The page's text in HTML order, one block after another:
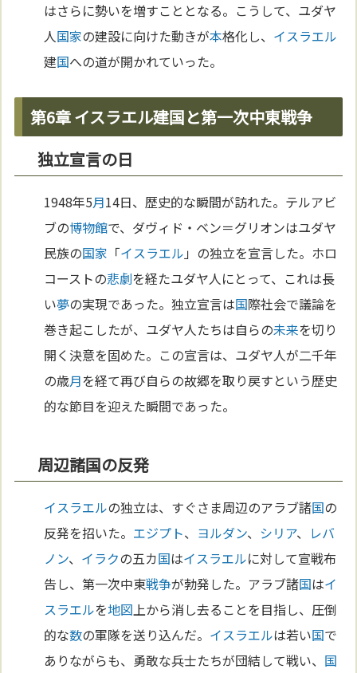
はさらに勢いを増すこととなる。こうして、ユダヤ
人国家の建設に向けた動きが本格化し、 イスラエル
建国への道が開かれていった。
第6章 イスラエル建国と第一次中東戦争
独立宣言の日
1948年5月14日、歴史的な瞬間が訪れた。テルアビ
ブの博物館で、ダヴィド・ベン＝グリオンはユダヤ
民族の国家 「イスラエル 」の独立を宣言した。ホロ
コーストの悲劇を経たユダヤ人にとって、これは長
い夢の実現であった。独立宣言は国際社会で議論を
巻き起こしたが、ユダヤ人たちは自らの未来を切り
開く決意を固めた。この宣言は、ユダヤ人が二千年
の歳月を経て再び自らの故郷を取り戻すという歴史
的な節目を迎えた瞬間であった。
周辺諸国の反発
イスラエルの独立は、すぐさま周辺のアラブ諸国の
反発を招いた。 エジプト、 ヨルダン、 シリア、 レバ
ノン、 イラクの五カ国はイスラエルに対して宣戦布
告し、第一次中東戦争が勃発した。アラブ諸国はイ
スラエルを地図 上から消し去ることを目指し、圧倒
的な数の軍隊を送り込んだ。 イスラエルは若い国で
ありながらも、勇敢な兵士たちが団結して戦い、 国